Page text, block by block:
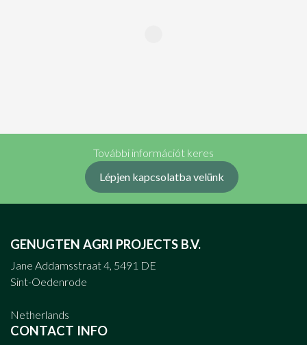
További információt keres
Lépjen kapcsolatba velünk
GENUGTEN AGRI PROJECTS B.V.
Jane Addamsstraat 4, 5491 DE
Sint-Oedenrode
Netherlands
CONTACT INFO